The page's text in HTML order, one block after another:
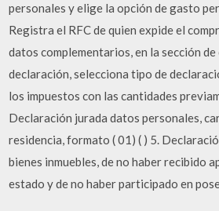
personales y elige la opción de gasto
Registra el RFC de quien expide el
datos complementarios, en la sección
declaración, selecciona tipo de
los impuestos con las cantidades
Declaración jurada datos personales,
residencia, formato ( 01) ( ) 5.
bienes inmuebles, de no haber recibido
estado y de no haber participado en